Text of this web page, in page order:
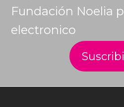
Fundación Noelia
electronico